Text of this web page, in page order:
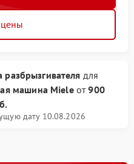
разбрызгивателя для
машина Mieleот900
дату 10.08.2026